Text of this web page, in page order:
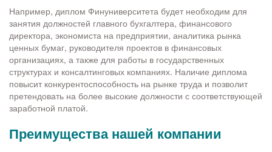
Например, диплом Финуниверситета будет необходим для
занятия должностей главного бухгалтера, финансового
директора, экономиста на предприятии, аналитика рынка
ценных бумаг, руководителя проектов в финансовых
организациях, а также для работы в государственных
структурах и консалтинговых компаниях. Наличие диплома
повысит конкурентоспособность на рынке труда и позволит
претендовать на более высокие должности с соответствующей
заработной платой.
Преимущества нашей компании